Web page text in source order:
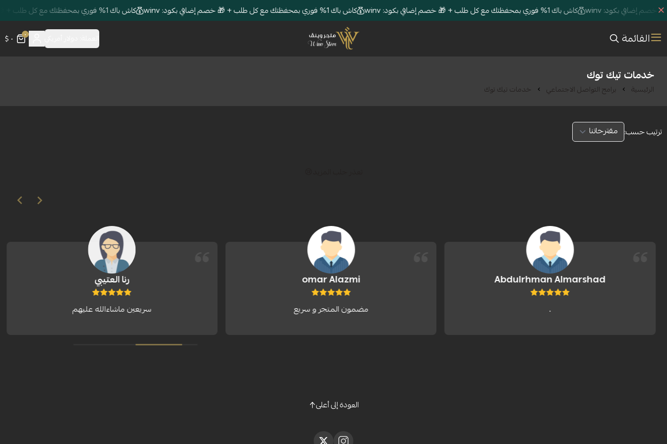
كاش باك 1% فوري بمحفظتك مع كل طلب + 🎁 خصم إضافي بكود: winv كاش باك 1% فوري بمحفظتك مع كل طلب + 🎁 خصم إضافي بكود: winv كاش باك 1% فوري بمحفظتك مع كل طلب + 🎁 خصم إضافي بكود: winv
القائمة متجر وينڤ | Winv Store
٠ ٠ $
خدمات تيك توك
الرئيسية برامج التواصل الاجتماعي خدمات تيك توك
ترتيب حسب:
Abdulrhman Almarshad
omar Alazmi
مضمون المتجر و سريع
رنا العتيبي
سريعين ماشاءالله عليهم
العودة إلى أعلى